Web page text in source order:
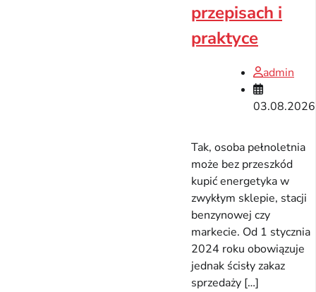
przepisach i
praktyce
admin
03.08.2026
Tak, osoba pełnoletnia
może bez przeszkód
kupić energetyka w
zwykłym sklepie, stacji
benzynowej czy
markecie. Od 1 stycznia
2024 roku obowiązuje
jednak ścisły zakaz
sprzedaży […]